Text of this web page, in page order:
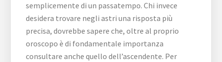
semplicemente di un passatempo. Chi invece
desidera trovare negli astri una risposta più
precisa, dovrebbe sapere che, oltre al proprio
oroscopo è di fondamentale importanza
consultare anche quello dell’ascendente. Per